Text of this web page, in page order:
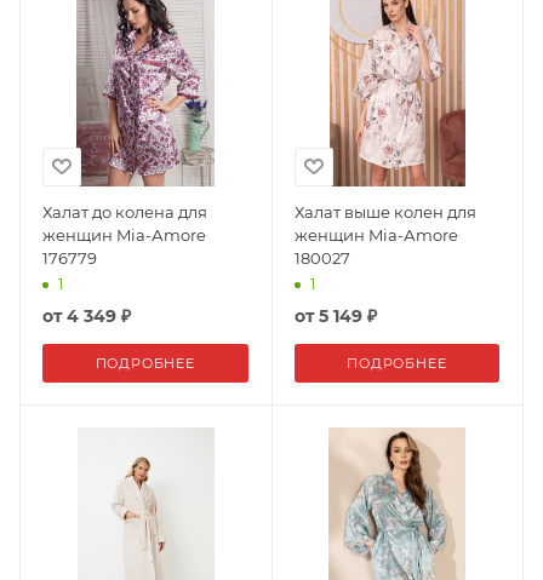
Халат до колена для
женщин Mia-Аmore
176779
1
от4 349 ₽
ПОДРОБНЕЕ
Халат выше колен для
женщин Mia-Аmore
180027
1
от5 149 ₽
ПОДРОБНЕЕ